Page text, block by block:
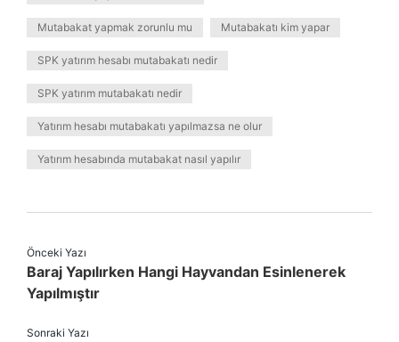
Mutabakat yapmak zorunlu mu Mutabakatı kim yapar
SPK yatırım hesabı mutabakatı nedir
SPK yatırım mutabakatı nedir
Yatırım hesabı mutabakatı yapılmazsa ne olur
Yatırım hesabında mutabakat nasıl yapılır
Önceki Yazı
Baraj Yapılırken Hangi Hayvandan Esinlenerek
Yapılmıştır
Sonraki Yazı